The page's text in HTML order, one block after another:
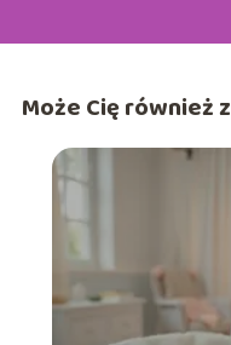
Może Cię również